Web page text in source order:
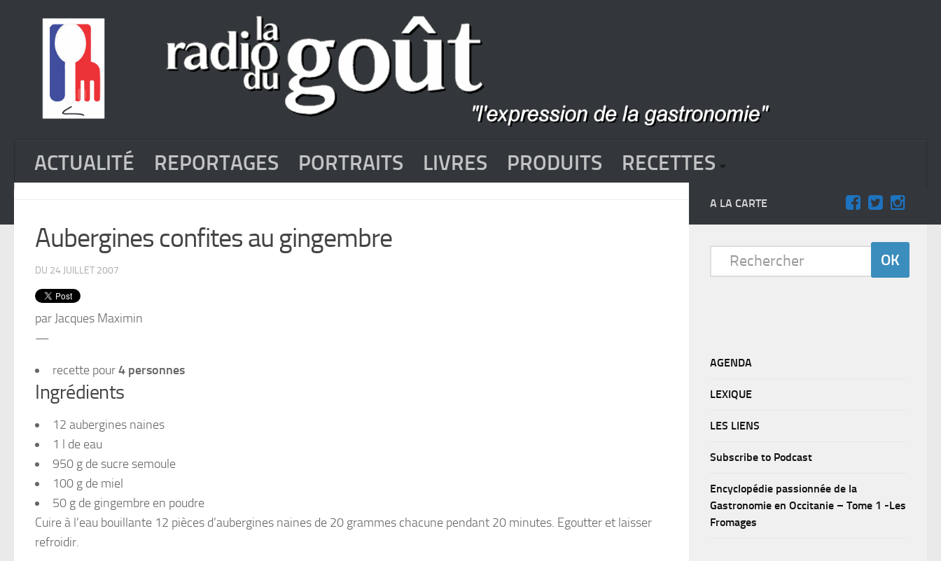
ACTUALITÉ REPORTAGES PORTRAITS LIVRES PRODUITS RECETTES
Aubergines confites au gingembre
DU 24 JUILLET 2007
par Jacques Maximin
—
recette pour4 personnes
Ingrédients
12 aubergines naines
1 l de eau
950 g de sucre semoule
100 g de miel
50 g de gingembre en poudre
Cuire à l’eau bouillante 12 pièces d’aubergines naines de 20 grammes chacune pendant 20 minutes. Egoutter et laisser
refroidir.
A LA CARTE
AGENDA
LEXIQUE
LES LIENS
Subscribe to Podcast
Encyclopédie passionnée de la
Gastronomie en Occitanie – Tome 1 -Les
Fromages